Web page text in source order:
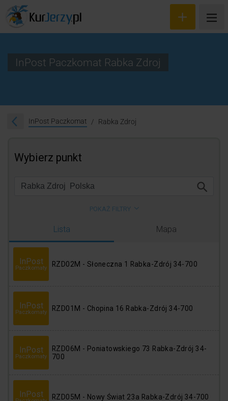
Rejestracja
InPost Paczkomat Rabka Zdroj
InPost Paczkomat Rabka Zdroj